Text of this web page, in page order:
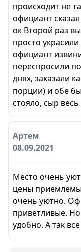
происходит не
официант
ок Второй раз
просто
официант
переспросили
днях, заказали
порции) и обе
стояло, сыр весь
Артем
08.09.2021
Место очень
цены
очень уютно.
приветливые.
удобно. А так